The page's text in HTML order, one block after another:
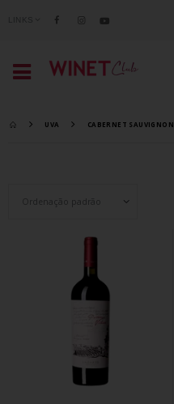
LINKS
UVA CABERNET SAUVIGNON